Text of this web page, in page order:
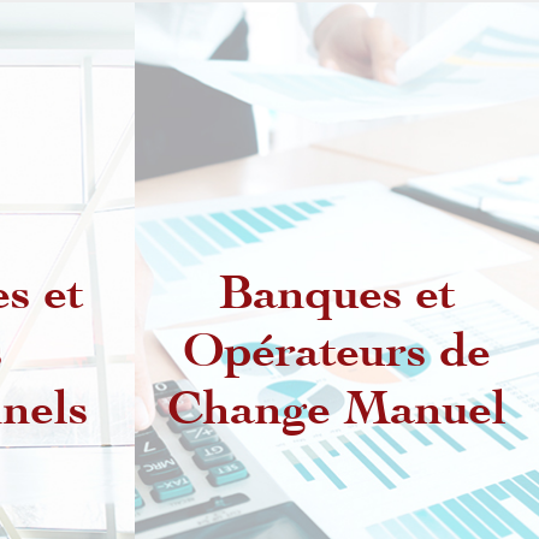
et
Banques et
Opérateurs de
Change Manuel
Dispositions
réglementaires
relatives aux
Intermédiaires Agréés
Exercice de l'activité